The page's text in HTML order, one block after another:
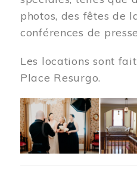
photos, des fêtes de
conférences de
Les locations sont
Place Resurgo.
Image